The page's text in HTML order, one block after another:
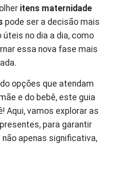
itens maternidade
pode ser a decisão mais
no dia a dia, como
essa nova fase mais
opções que atendam
e do bebê, este guia
Aqui, vamos explorar as
para garantir
apenas significativa,